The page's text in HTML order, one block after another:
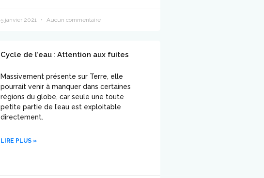
5 janvier 2021 Aucun commentaire
Cycle de l’eau : Attention aux fuites
Massivement présente sur Terre, elle
pourrait venir à manquer dans certaines
régions du globe, car seule une toute
petite partie de l’eau est exploitable
directement.
LIRE PLUS »